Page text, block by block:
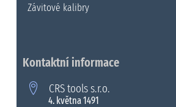
Závitové kalibry
Kontaktní informace
CRS tools s.r.o.
4. května 1491